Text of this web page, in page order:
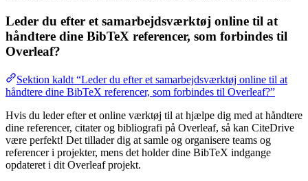
Leder du efter et samarbejdsværktøj online til at
håndtere dine BibTeX referencer, som forbindes til
Overleaf?
Sektion kaldt “Leder du efter et samarbejdsværktøj online til at
håndtere dine BibTeX referencer, som forbindes til Overleaf?”
Hvis du leder efter et online værktøj til at hjælpe dig med at håndtere
dine referencer, citater og bibliografi på Overleaf, så kan CiteDrive
være perfekt! Det tillader dig at samle og organisere teams og
referencer i projekter, mens det holder dine BibTeX indgange
opdateret i dit Overleaf projekt.